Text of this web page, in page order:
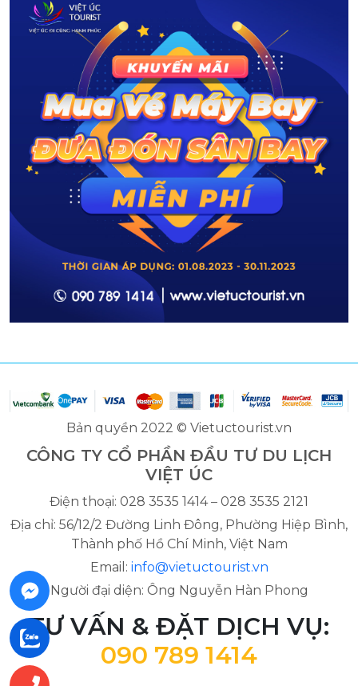
Bản quyền 2022 © Vietuctourist.vn
CÔNG TY CỔ PHẦN ĐẦU TƯ DU LỊCH
VIỆT ÚC
Điện thoại: 028 3535 1414 – 028 3535 2121
Địa chỉ: 56/12/2 Đường Linh Đông, Phường Hiệp Bình,
Thành phố Hồ Chí Minh, Việt Nam
Email: info@vietuctourist.vn
Người đại diện: Ông Nguyễn Hàn Phong
TƯ VẤN & ĐẶT DỊCH VỤ:
090 789 1414